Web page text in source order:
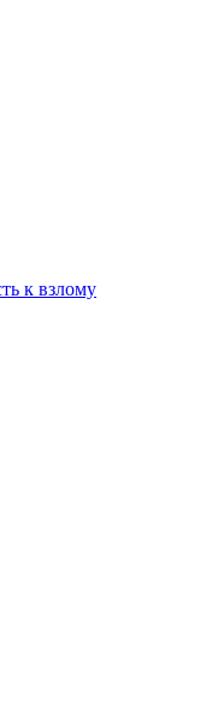
к взлому